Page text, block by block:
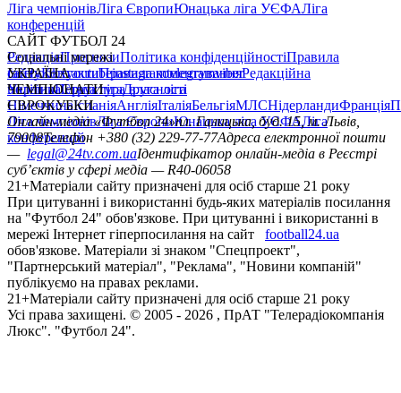
Ліга чемпіонівЛіга ЄвропиЮнацька ліга УЄФАЛіга
конференцій
САЙТ ФУТБОЛ 24
РедакціяПрогнозиПолітика конфіденційностіПравила
сайтуКонтактиПравила коментуванняРедакційна
політикаСтруктура власності
Соціальні мережі
facebookxyoutubeinstagramtelegramviber
УКРАЇНА
УкраїнаПерша лігаДруга ліга
ЧЕМПІОНАТИ
НімеччинаІспаніяАнгліяІталіяБельгіяМЛСНідерландиФранція
ЄВРОКУБКИ
Ліга чемпіонівЛіга ЄвропиЮнацька ліга УЄФАЛіга
конференцій
Онлайн-медіа «Футбол 24»пл. Галицька, буд. 15, м. Львів,
79008Телефон +380 (32) 229-77-77Адреса електронної пошти
— legal@24tv.com.uaІдентифікатор онлайн-медіа в Реєстрі
суб’єктів у сфері медіа — R40-06058
21+Матеріали сайту призначені для осіб старше 21 року
При цитуванні і використанні будь-яких матеріалів посилання
на "Футбол 24" обов'язкове. При цитуванні і використанні в
мережі Інтернет гіперпосилання на сайт
football24.ua
обов'язкове. Матеріали зі знаком "Спецпроект",
"Партнерський матеріал", "Реклама", "Новини компаній"
публікуємо на правах реклами.
21+Матеріали сайту призначені для осіб старше 21 року
Усi права захищенi. © 2005 - 2026 , ПрАТ "Телерадіокомпанія
Люкс". "Футбол 24".